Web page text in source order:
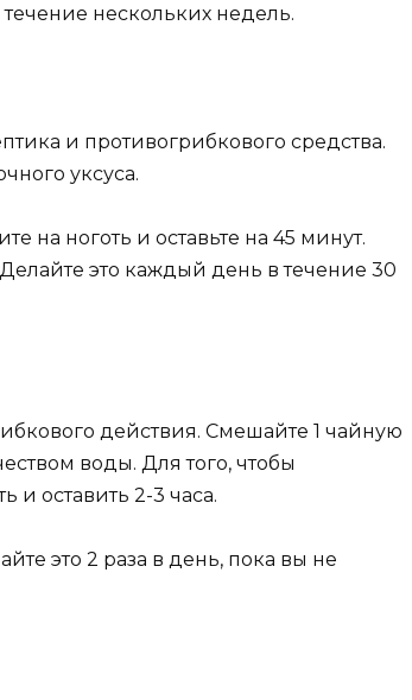
нескольких недель.
и противогрибкового средства.
уксуса.
на ноготь и оставьте на 45 минут.
это каждый день в течение 30
действия. Смешайте 1 чайную
воды. Для того, чтобы
и оставить 2-3 часа.
это 2 раза в день, пока вы не